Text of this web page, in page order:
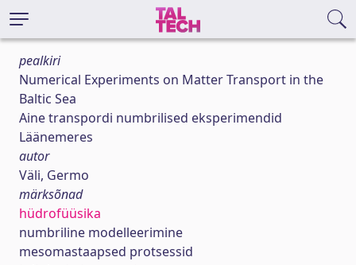
pealkiri
Numerical Experiments on Matter Transport in the
Baltic Sea
Aine transpordi numbrilised eksperimendid
Läänemeres
autor
Väli, Germo
märksõnad
hüdrofüüsika
numbriline modelleerimine
mesomastaapsed protsessid